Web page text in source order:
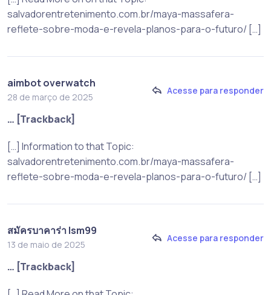
salvadorentretenimento.com.br/maya-massafera-
reflete-sobre-moda-e-revela-planos-para-o-futuro/ […]
aimbot overwatch
28 de março de 2025
Acesse para responder
… [Trackback]
[…] Information to that Topic:
salvadorentretenimento.com.br/maya-massafera-
reflete-sobre-moda-e-revela-planos-para-o-futuro/ […]
สมัครบาคาร่า lsm99
13 de maio de 2025
Acesse para responder
… [Trackback]